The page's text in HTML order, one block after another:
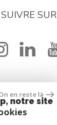
SUR
réalisé par
en reste là
notre site